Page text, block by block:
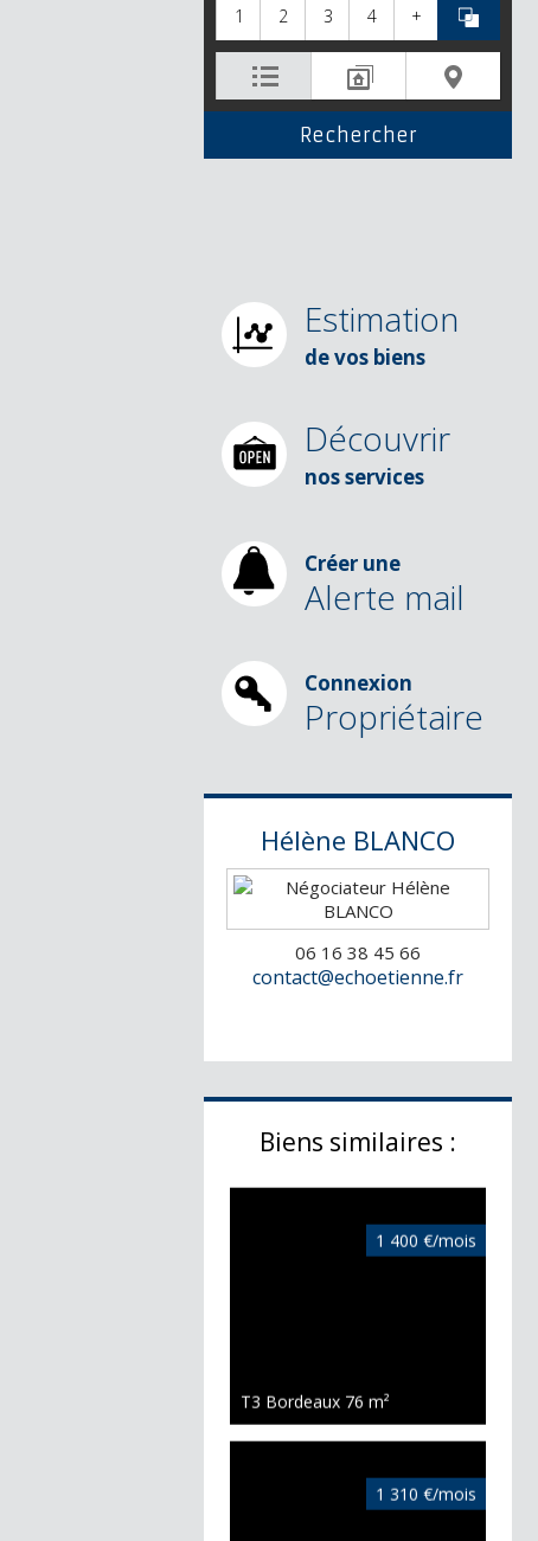
1 2 3 4 +
Estimation
de vos biens
Découvrir
nos services
Créer une
Alerte mail
Connexion
Propriétaire
Hélène BLANCO
06 16 38 45 66
contact@echoetienne.fr
Biens similaires :
Exclusivité 1 800 €/mois
Duplex Bordeaux 99.72 m²
1 400 €/mois
1 310 €/mois